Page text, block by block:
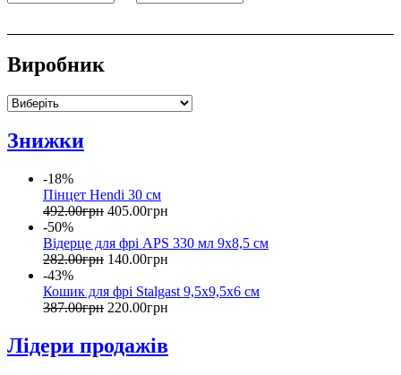
Виробник
Знижки
-18%
Пінцет Hendi 30 см
492.00грн 405.00грн
-50%
Відерце для фрі APS 330 мл 9х8,5 см
282.00грн 140.00грн
-43%
Кошик для фрі Stalgast 9,5х9,5х6 см
387.00грн 220.00грн
Лідери продажів